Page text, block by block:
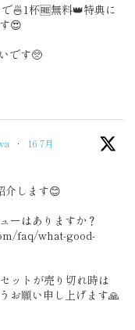
🍜1杯🆓無料👑特典に
😍
です🥺
· 16 7月
介します😊
ーはありますか？
faq/what-good-
ットが売り切れ時は
お願い申し上げます🙏